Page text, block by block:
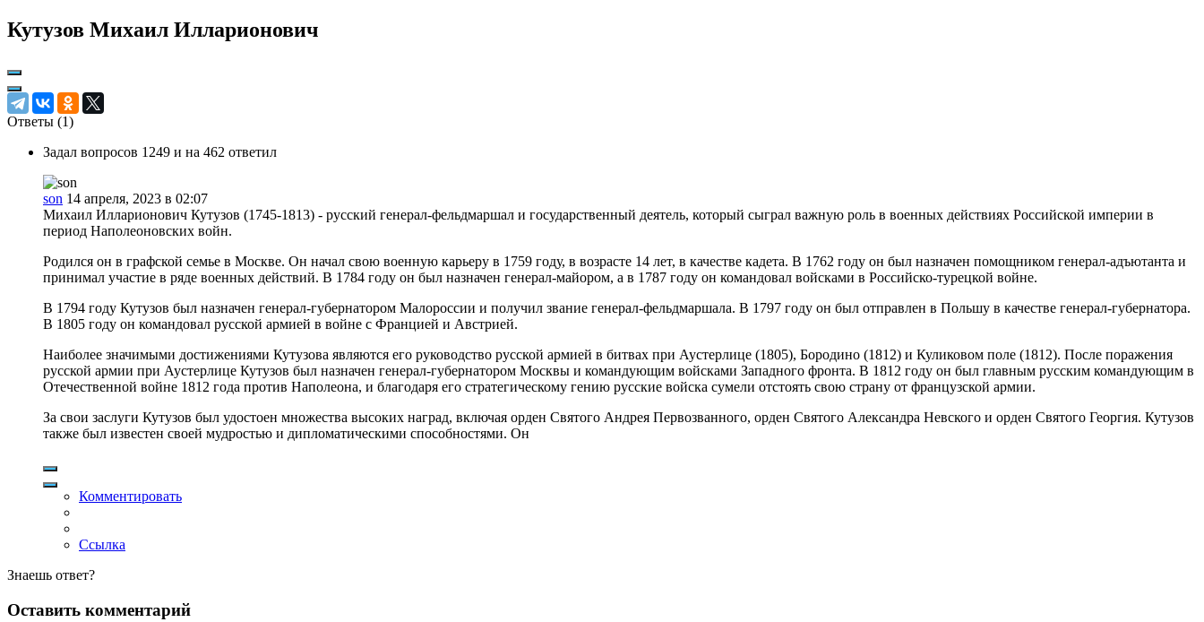
Кутузов Михаил Илларионович
Ответы (1)
Задал вопросов 1249 и на 462 ответил
son 14 апреля, 2023 в 02:07
Михаил Илларионович Кутузов (1745-1813) - русский генерал-фельдмаршал и государственный деятель, который сыграл важную роль в военных действиях Российской империи в
период Наполеоновских войн.
Родился он в графской семье в Москве. Он начал свою военную карьеру в 1759 году, в возрасте 14 лет, в качестве кадета. В 1762 году он был назначен помощником генерал-адъютанта и
принимал участие в ряде военных действий. В 1784 году он был назначен генерал-майором, а в 1787 году он командовал войсками в Российско-турецкой войне.
В 1794 году Кутузов был назначен генерал-губернатором Малороссии и получил звание генерал-фельдмаршала. В 1797 году он был отправлен в Польшу в качестве генерал-губернатора.
В 1805 году он командовал русской армией в войне с Францией и Австрией.
Наиболее значимыми достижениями Кутузова являются его руководство русской армией в битвах при Аустерлице (1805), Бородино (1812) и Куликовом поле (1812). После поражения
русской армии при Аустерлице Кутузов был назначен генерал-губернатором Москвы и командующим войсками Западного фронта. В 1812 году он был главным русским командующим в
Отечественной войне 1812 года против Наполеона, и благодаря его стратегическому гению русские войска сумели отстоять свою страну от французской армии.
За свои заслуги Кутузов был удостоен множества высоких наград, включая орден Святого Андрея Первозванного, орден Святого Александра Невского и орден Святого Георгия. Кутузов
также был известен своей мудростью и дипломатическими способностями. Он
Комментировать
Ссылка
Знаешь ответ?
Оставить комментарий